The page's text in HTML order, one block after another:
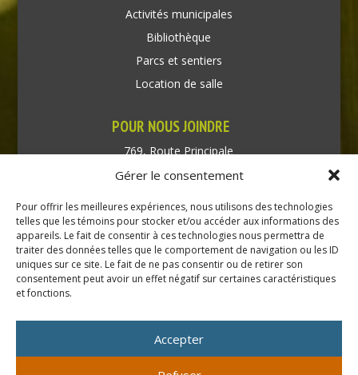
Gérer le consentement
Pour offrir les meilleures expériences, nous utilisons des technologies
telles que les témoins pour stocker et/ou accéder aux informations des
appareils. Le fait de consentir à ces technologies nous permettra de
traiter des données telles que le comportement de navigation ou les ID
uniques sur ce site. Le fait de ne pas consentir ou de retirer son
consentement peut avoir un effet négatif sur certaines caractéristiques
et fonctions.
Accepter
Activités municipales
Bibliothèque
Parcs et sentiers
Location de salle
POUR NOUS JOINDRE
769, Route Principale
Très-Saint-Rédempteur
Téléphone : (450) 451-5203
Direction générale :
dir@tressaintredempteur.ca